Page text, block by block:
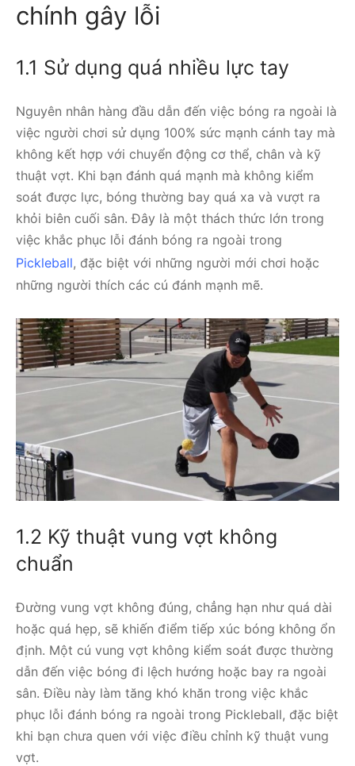
chính gây lỗi
1.1 Sử dụng quá nhiều lực tay
Nguyên nhân hàng đầu dẫn đến việc bóng ra ngoài là
việc người chơi sử dụng 100% sức mạnh cánh tay mà
không kết hợp với chuyển động cơ thể, chân và kỹ
thuật vợt. Khi bạn đánh quá mạnh mà không kiểm
soát được lực, bóng thường bay quá xa và vượt ra
khỏi biên cuối sân. Đây là một thách thức lớn trong
việc khắc phục lỗi đánh bóng ra ngoài trong
Pickleball, đặc biệt với những người mới chơi hoặc
những người thích các cú đánh mạnh mẽ.
1.2 Kỹ thuật vung vợt không
chuẩn
Đường vung vợt không đúng, chẳng hạn như quá dài
hoặc quá hẹp, sẽ khiến điểm tiếp xúc bóng không ổn
định. Một cú vung vợt không kiểm soát được thường
dẫn đến việc bóng đi lệch hướng hoặc bay ra ngoài
sân. Điều này làm tăng khó khăn trong việc khắc
phục lỗi đánh bóng ra ngoài trong Pickleball, đặc biệt
khi bạn chưa quen với việc điều chỉnh kỹ thuật vung
vợt.